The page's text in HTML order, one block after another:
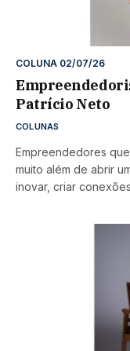
COLUNA 02/07/26
Patrício Neto
COLUNAS
Empreendedores
muito além de abrir
inovar, criar